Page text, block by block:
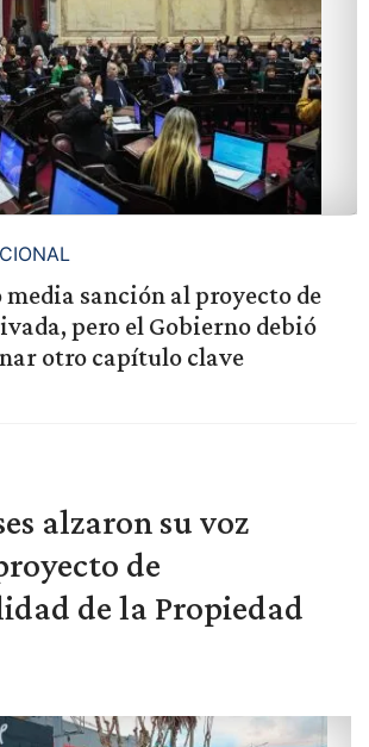
media sanción al proyecto de
pero el Gobierno debió
otro capítulo clave
alzaron su voz
de
de la Propiedad